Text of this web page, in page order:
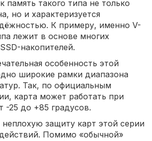
память такого типа не только
но и характеризуется
К примеру, именно V-
лежит в основе многих
накопителей.
особенность этой
широкие рамки диапазона
Так, по официальным
карта может работать при
-25 до +85 градусов.
защиту карт этой серии
Помимо «обычной»